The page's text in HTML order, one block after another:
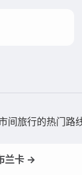
间旅行的热门路
兰卡 →